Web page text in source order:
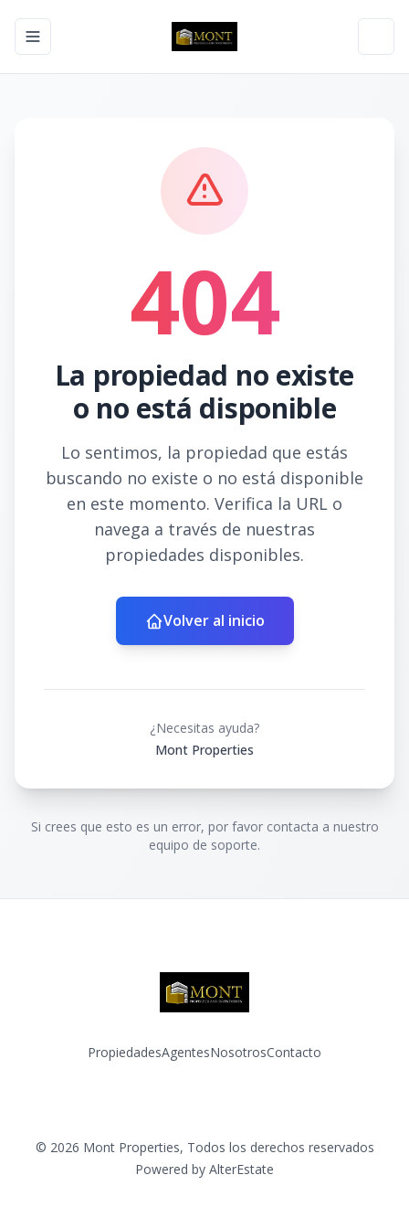
Toggle navigation menu
404
La propiedad no existe
o no está disponible
Lo sentimos, la propiedad que estás
buscando no existe o no está disponible
en este momento. Verifica la URL o
navega a través de nuestras
propiedades disponibles.
Volver al inicio
¿Necesitas ayuda?
Mont Properties
Si crees que esto es un error, por favor contacta a nuestro
equipo de soporte.
PropiedadesAgentesNosotrosContacto
© 2026 Mont Properties, Todos los derechos reservados
Powered by AlterEstate